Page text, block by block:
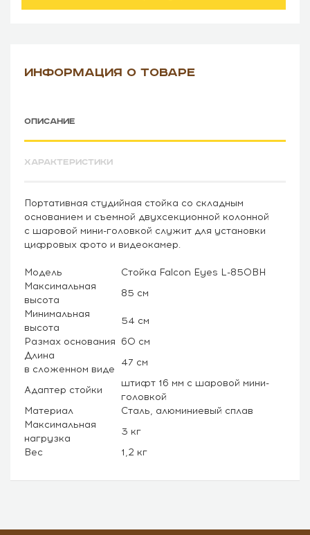
ИНФОРМАЦИЯ О ТОВАРЕ
ОПИСАНИЕ
ХАРАКТЕРИСТИКИ
Портативная студийная стойка со складным
основанием и съемной двухсекционной колонной
с шаровой мини-головкой служит для установки
цифровых фото и видеокамер.
Модель
Стойка Falcon Eyes L-850BH
Максимальная
высота
85 см
Минимальная
высота
54 см
Размах основания 60 см
Длина
в сложенном виде
47 см
Адаптер стойки
штифт 16 мм с шаровой мини-
головкой
Материал
Сталь, алюминиевый сплав
Максимальная
нагрузка
3 кг
Вес
1,2 кг